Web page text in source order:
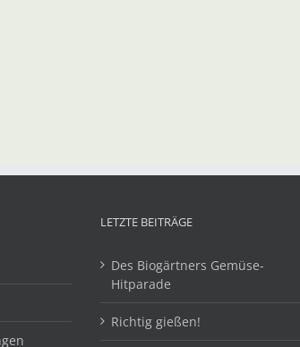
LETZTE BEITRÄGE
Des Biogärtners Gemüse-
Hitparade
Richtig gießen!